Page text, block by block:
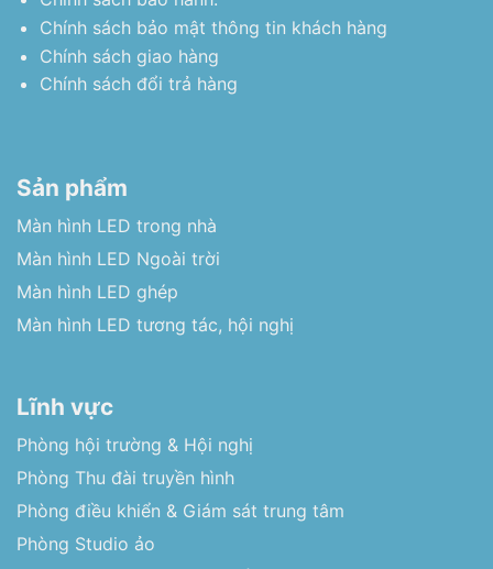
Chính sách bảo mật thông tin khách hàng
Chính sách giao hàng
Chính sách đổi trả hàng
Sản phẩm
Màn hình LED trong nhà
Màn hình LED Ngoài trời
Màn hình LED ghép
Màn hình LED tương tác, hội nghị
Lĩnh vực
Phòng hội trường & Hội nghị
Phòng Thu đài truyền hình
Phòng điều khiển & Giám sát trung tâm
Phòng Studio ảo